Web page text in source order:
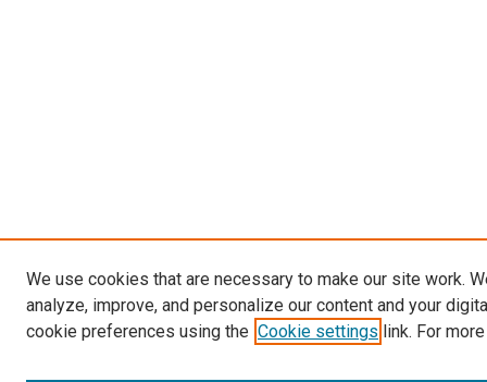
We use cookies that are necessary to make our site work.
analyze, improve, and personalize our content and your
cookie preferences using the Cookie settings link. For